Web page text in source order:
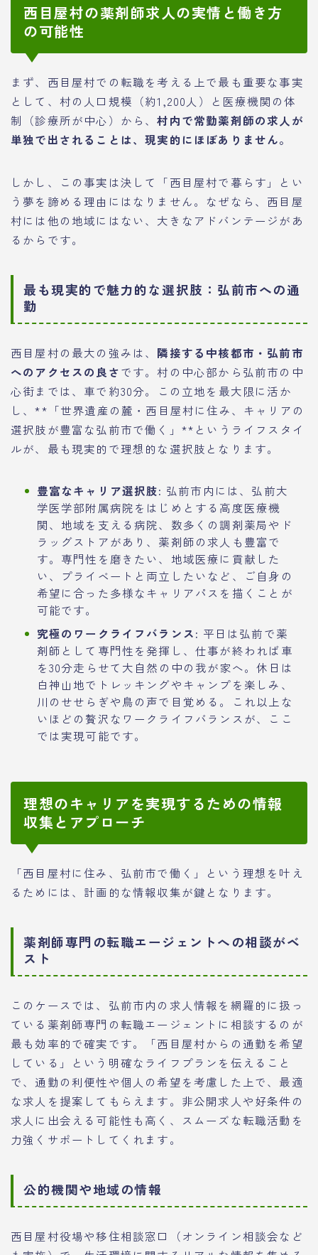
西目屋村の薬剤師求人の実情と働き方
の可能性
まず、西目屋村での転職を考える上で最も重要な事実
として、村の人口規模（約1,200人）と医療機関の体
制（診療所が中心）から、村内で常勤薬剤師の求人が
単独で出されることは、現実的にほぼありません。
しかし、この事実は決して「西目屋村で暮らす」とい
う夢を諦める理由にはなりません。なぜなら、西目屋
村には他の地域にはない、大きなアドバンテージがあ
るからです。
最も現実的で魅力的な選択肢：弘前市への通
勤
西目屋村の最大の強みは、 隣接する中核都市・弘前市
へのアクセスの良さです。村の中心部から弘前市の中
心街までは、車で約30分。この立地を最大限に活か
し、**「世界遺産の麓・西目屋村に住み、キャリアの
選択肢が豊富な弘前市で働く」**というライフスタイ
ルが、最も現実的で理想的な選択肢となります。
豊富なキャリア選択肢: 弘前市内には、弘前大
学医学部附属病院をはじめとする高度医療機
関、地域を支える病院、数多くの調剤薬局やド
ラッグストアがあり、薬剤師の求人も豊富で
す。専門性を磨きたい、地域医療に貢献した
い、プライベートと両立したいなど、ご自身の
希望に合った多様なキャリアパスを描くことが
可能です。
究極のワークライフバランス: 平日は弘前で薬
剤師として専門性を発揮し、仕事が終われば車
を30分走らせて大自然の中の我が家へ。休日は
白神山地でトレッキングやキャンプを楽しみ、
川のせせらぎや鳥の声で目覚める。これ以上な
いほどの贅沢なワークライフバランスが、ここ
では実現可能です。
理想のキャリアを実現するための情報
収集とアプローチ
「西目屋村に住み、弘前市で働く」という理想を叶え
るためには、計画的な情報収集が鍵となります。
薬剤師専門の転職エージェントへの相談がベ
スト
このケースでは、弘前市内の求人情報を網羅的に扱っ
ている薬剤師専門の転職エージェントに相談するのが
最も効率的で確実です。「西目屋村からの通勤を希望
している」という明確なライフプランを伝えること
で、通勤の利便性や個人の希望を考慮した上で、最適
な求人を提案してもらえます。非公開求人や好条件の
求人に出会える可能性も高く、スムーズな転職活動を
力強くサポートしてくれます。
公的機関や地域の情報
西目屋村役場や移住相談窓口（オンライン相談会など